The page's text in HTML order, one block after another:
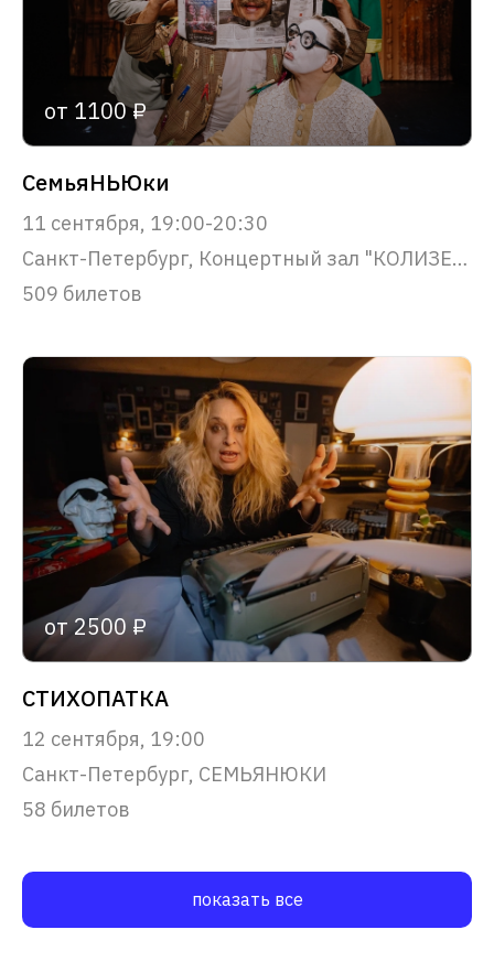
от 1100 ₽
СемьяНЬЮки
11 сентября, 19:00-20:30
Санкт-Петербург, Концертный зал "КОЛИЗЕЙ"
509 билетов
от 2500 ₽
СТИХОПАТКА
12 сентября, 19:00
Санкт-Петербург, СЕМЬЯНЮКИ
58 билетов
показать все